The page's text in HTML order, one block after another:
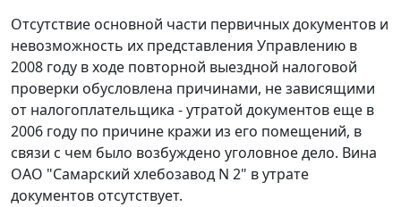
Отсутствие основной части первичных документов и
невозможность их представления Управлению в
2008 году в ходе повторной выездной налоговой
проверки обусловлена причинами, не зависящими
от налогоплательщика - утратой документов еще в
2006 году по причине кражи из его помещений, в
связи с чем было возбуждено уголовное дело. Вина
ОАО "Самарский хлебозавод N 2" в утрате
документов отсутствует.